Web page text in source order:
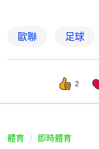
歐聯 足球
2
體育 即時體育